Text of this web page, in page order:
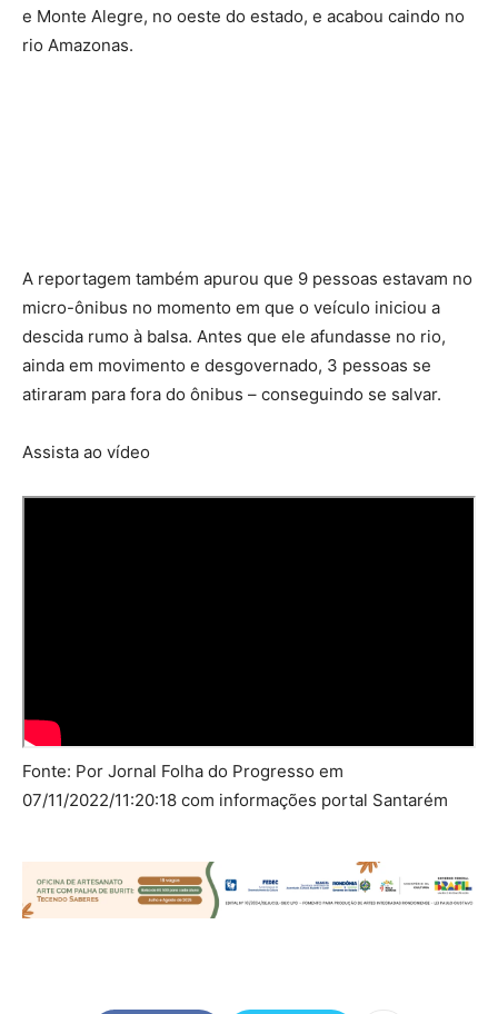
e Monte Alegre, no oeste do estado, e acabou caindo no
rio Amazonas.
A reportagem também apurou que 9 pessoas estavam no
micro-ônibus no momento em que o veículo iniciou a
descida rumo à balsa. Antes que ele afundasse no rio,
ainda em movimento e desgovernado, 3 pessoas se
atiraram para fora do ônibus – conseguindo se salvar.
Assista ao vídeo
Fonte: Por Jornal Folha do Progresso em
07/11/2022/11:20:18 com informações portal Santarém